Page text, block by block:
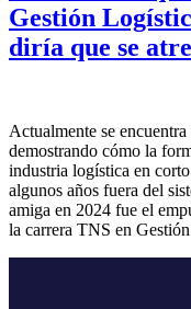
Gestión
diría que se
Actualmente se
demostrando cómo la
industria logística en
algunos años fuera del
amiga en 2024 fue el
la carrera TNS en